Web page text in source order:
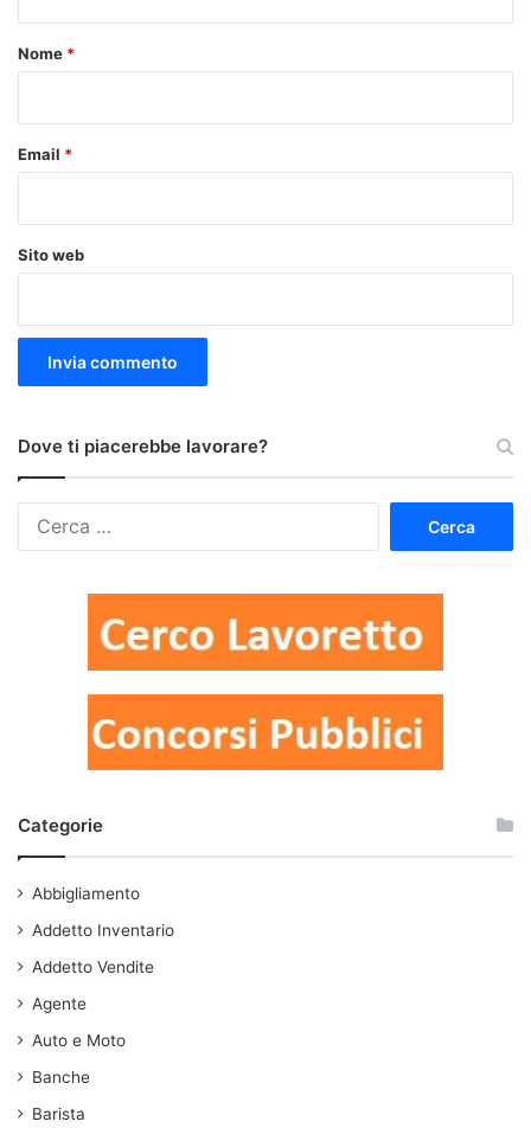
o
Nome *
Email *
Sito web
Dove ti piacerebbe lavorare?
Categorie
Abbigliamento
Addetto Inventario
Addetto Vendite
Agente
Auto e Moto
Banche
Barista